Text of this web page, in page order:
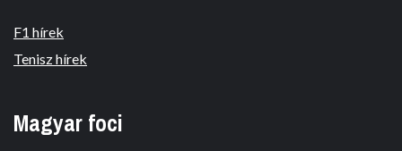
F1 hírek
Tenisz hírek
Magyar foci